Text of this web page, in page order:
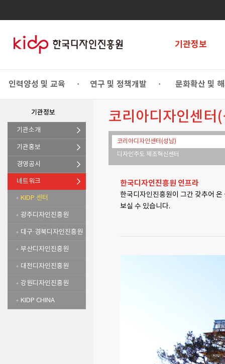
기관정보
인력양성 및 교육 • 연구 및 정책개발 • 문화확산 및
기관정보
기관소개
기관홍보
경영공시
네트워크
KIDP 센터
광주디자인진흥원
대구·경북디자인진흥원
부산디자인진흥원
대전디자인진흥원
강원디자인진흥원
KIDP CHINA
코리아디자인센터
코리아디자인센터(성남)
디자인주도 제조혁신센터
한국디자인진흥원 인프라
한국디자인진흥원이 그간 갖추어
보실 수 있습니다.